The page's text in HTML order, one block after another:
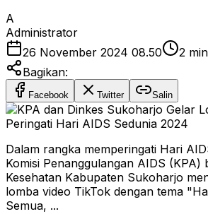
A
Administrator
26 November 2024 08.50
2 min
Bagikan:
Facebook Twitter Salin
Dalam rangka memperingati Hari
Komisi Penanggulangan AIDS (KPA)
Kesehatan Kabupaten Sukoharjo
lomba video TikTok dengan tema
Semua, ...